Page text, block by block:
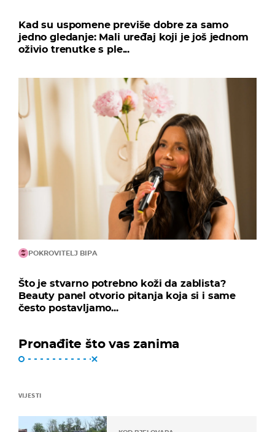
Kad su uspomene previše dobre za samo
jedno gledanje: Mali uređaj koji je još jednom
oživio trenutke s ple...
POKROVITELJ BIPA
Što je stvarno potrebno koži da zablista?
Beauty panel otvorio pitanja koja si i same
često postavljamo...
Pronađite što vas zanima
VIJESTI